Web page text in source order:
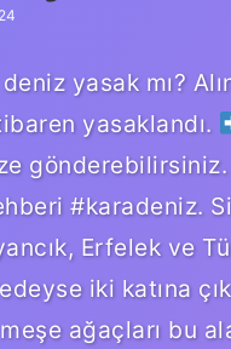
deniz yasak mı?
yasaklandı.
gönderebilirsiniz.
#karadeniz.
Erfelek ve
iki katına
ağaçları bu